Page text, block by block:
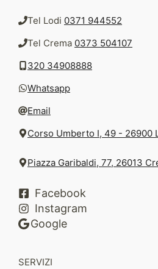
Tel Lodi 0371 944552
Tel Crema 0373 504107
320 34908888
Whatsapp
Email
Corso Umberto I, 49 - 26900
Piazza Garibaldi, 77, 26013
Facebook
Instagram
Google
SERVIZI